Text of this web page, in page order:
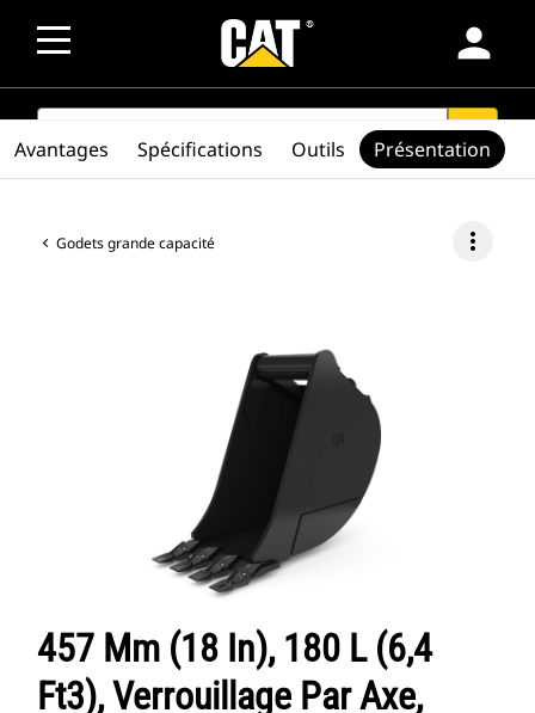
person
SEARCH search
Godets grande capacité more_vert
457 Mm (18 In), 180 L (6,4
Ft3), Verrouillage Par Axe,
Avantages Spécifications Outils Présentation